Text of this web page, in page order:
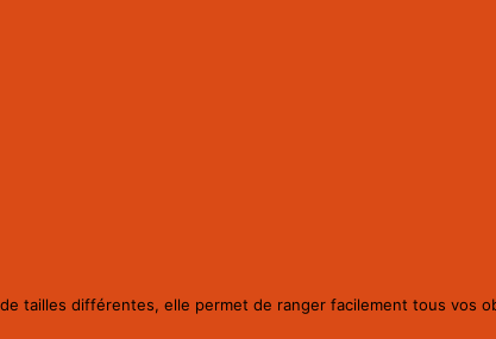
tailles différentes, elle permet de ranger facilement tous vos